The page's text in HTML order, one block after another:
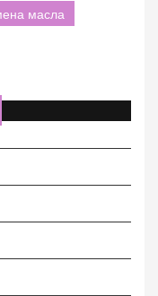
масла